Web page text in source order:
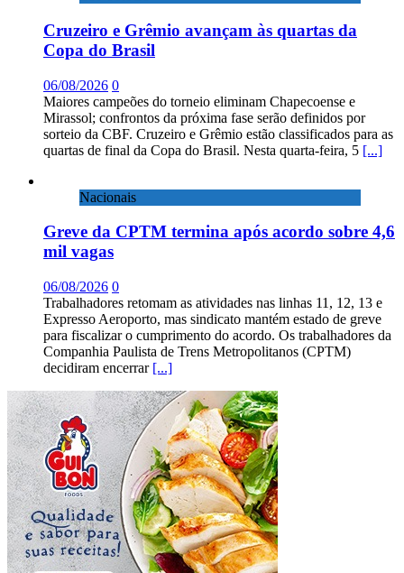
Cruzeiro e Grêmio avançam às quartas da
Copa do Brasil
06/08/2026 0
Maiores campeões do torneio eliminam Chapecoense e
Mirassol; confrontos da próxima fase serão definidos por
sorteio da CBF. Cruzeiro e Grêmio estão classificados para as
quartas de final da Copa do Brasil. Nesta quarta-feira, 5 [...]
Nacionais
Greve da CPTM termina após acordo sobre 4,6
mil vagas
06/08/2026 0
Trabalhadores retomam as atividades nas linhas 11, 12, 13 e
Expresso Aeroporto, mas sindicato mantém estado de greve
para fiscalizar o cumprimento do acordo. Os trabalhadores da
Companhia Paulista de Trens Metropolitanos (CPTM)
decidiram encerrar [...]